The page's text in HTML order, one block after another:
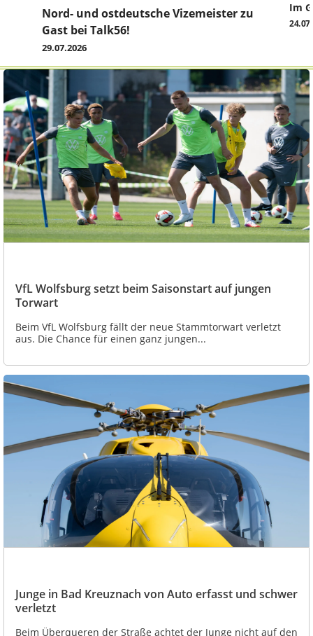
Nord- und ostdeutsche Vizemeister zu
Gast bei Talk56!
29.07.2026
Im
VfL Wolfsburg setzt beim Saisonstart auf jungen
Torwart
Beim VfL Wolfsburg fällt der neue Stammtorwart verletzt
aus. Die Chance für einen ganz jungen...
Junge in Bad Kreuznach von Auto erfasst und schwer
verletzt
Beim Überqueren der Straße achtet der Junge nicht auf den